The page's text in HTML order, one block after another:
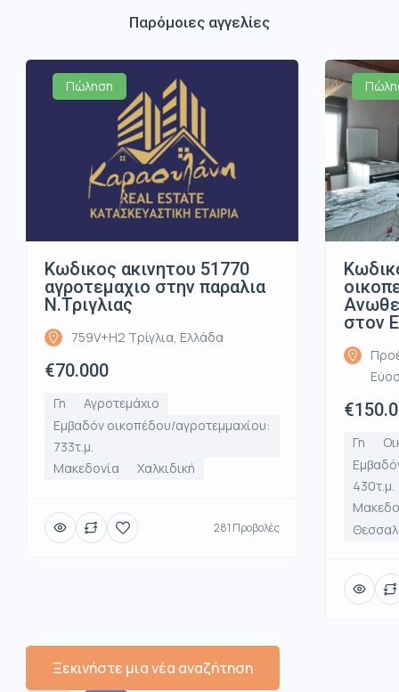
Παρόμοιες αγγελίες
Πώληση
Κωδικος ακινητου 51770
αγροτεμαχιο στην παραλια
Ν.Τριγλιας
759V+H2 Τρίγλια, Ελλάδα
€70.000
Γη
Αγροτεμάχιο
Εμβαδόν οικοπέδου/αγροτεμμαχίου:
733τ.μ.
Μακεδονία
Χαλκιδική
281 Προβολές
στον
Γη
430τ.μ.
Ξεκινήστε μια νέα αναζήτηση